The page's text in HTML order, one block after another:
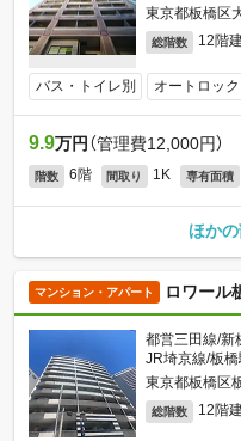
東京都板橋区
総階数 12階
バス・トイレ別 オートロック
9.9万円 （管理費12,000円）
階数 6階 間取り 1K 専有面積
ほか
マンション・アパート ロワール
都営三田線/新
JR埼京線/板
東京都板橋区
総階数 12階